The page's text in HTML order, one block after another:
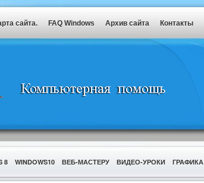
сайта. FAQ Windows Архив сайта Контакты
8 WINDOWS10 ВЕБ-МАСТЕРУ ВИДЕО-УРОКИ ГРАФИКА